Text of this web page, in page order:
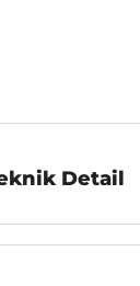
Detail